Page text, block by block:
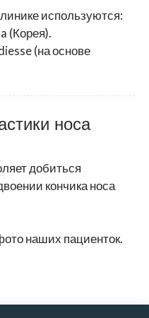
используются:
(Корея).
(на основе
носа
добиться
кончика носа
наших пациенток.